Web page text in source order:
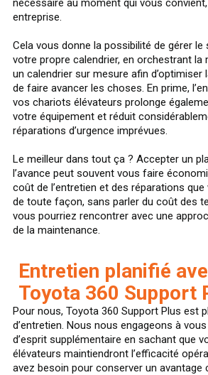
nécessaire au moment qui vous
entreprise.
Cela vous donne la possibilité de gérer le
votre propre calendrier, en orchestrant la
un calendrier sur mesure afin d’optimiser
de faire avancer les choses. En prime,
vos chariots élévateurs prolonge
votre équipement et réduit
réparations d’urgence imprévues.
Le meilleur dans tout ça ? Accepter un
l’avance peut souvent vous faire
coût de l’entretien et des réparations
de toute façon, sans parler du coût des
vous pourriez rencontrer avec une
de la maintenance.
Entretien planifié
Toyota 360 Support
Pour nous, Toyota 360 Support Plus est
d’entretien. Nous nous engageons à
d’esprit supplémentaire en sachant que
élévateurs maintiendront l’efficacité
avez besoin pour conserver un avantage